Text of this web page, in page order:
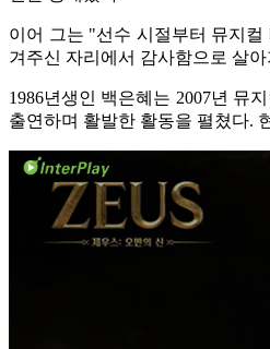
이어 그는 "선수 시절부터 뮤지
겨주신 자리에서 감사함으로 살
1986년생인 백은혜는 2007년 뮤
출연하며 활발한 활동을 펼쳤다.